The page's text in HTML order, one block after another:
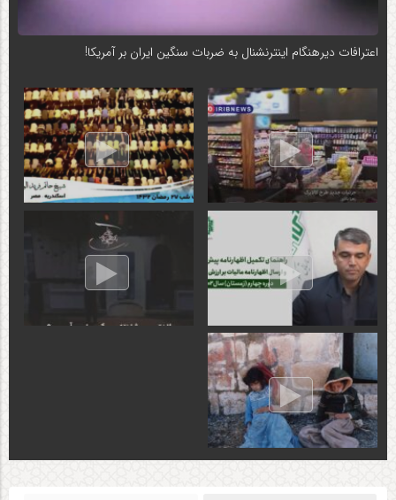
اعترافات دیرهنگام اینترنشنال به ضربات سنگین ایران بر آمریکا!